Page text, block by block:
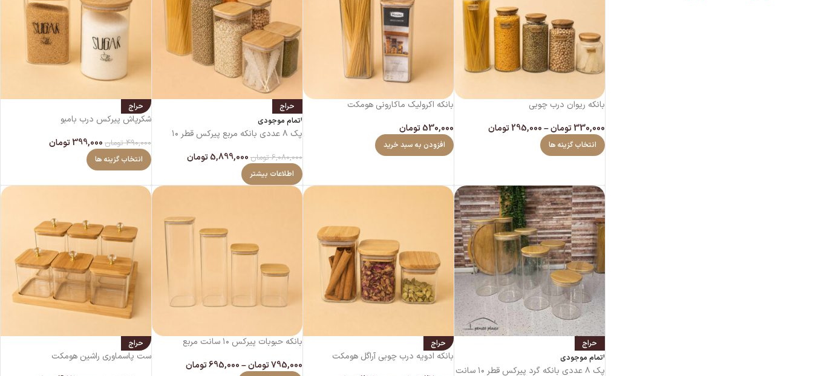
بانکه ریوان درب چوبی
330,000تومان–
295,000 تومان
انتخاب گزینه ها
بانکه اکرولیک ماکارونی هومکت
530,000 تومان
افزودن به سبد خرید
حراج
اتمام موجودی
پک ۸ عددی بانکه مربع پیرکس قطر ۱۰
6,080,000 تومان 5,899,000 تومان
اطلاعات بیشتر
حراج
شکرپاش پیرکس درب بامبو
490,000 تومان 399,000تومان
انتخاب گزینه ها
حراج
اتمام موجودی
پک ۸ عددی بانکه گرد پیرکس قطر ۱۰ سانت
حراج
بانکه ادویه درب چوبی آراگل هومکت
بانکه حبوبات پیرکس ۱۰ سانت مربع
795,000تومان–
695,000تومان
حراج
ست پاسماوری راشین هومکت